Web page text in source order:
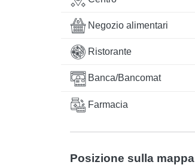
Negozio alimentari
Ristorante
Banca/Bancomat
Farmacia
Posizione sulla mappa